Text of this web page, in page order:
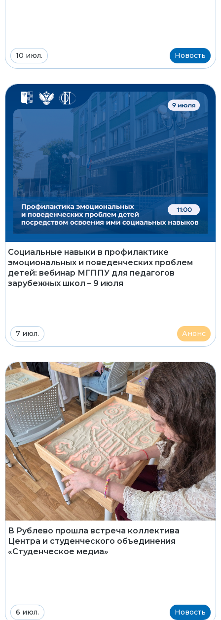
10 июл. Новость
Социальные навыки в профилактике
эмоциональных и поведенческих проблем
детей: вебинар МГППУ для педагогов
зарубежных школ – 9 июля
7 июл. Анонс
В Рублево прошла встреча коллектива
Центра и студенческого объединения
«Студенческое медиа»
6 июл. Новость